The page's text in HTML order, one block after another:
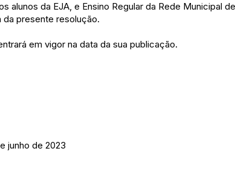
alunos da EJA, e Ensino Regular da Rede Municipal
da presente resolução.
em vigor na data da sua publicação.
junho de 2023